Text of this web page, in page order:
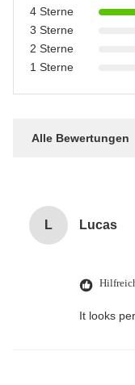
4 Sterne
3 Sterne
2 Sterne
1 Sterne
Alle Bewertungen
L Lucas
It looks